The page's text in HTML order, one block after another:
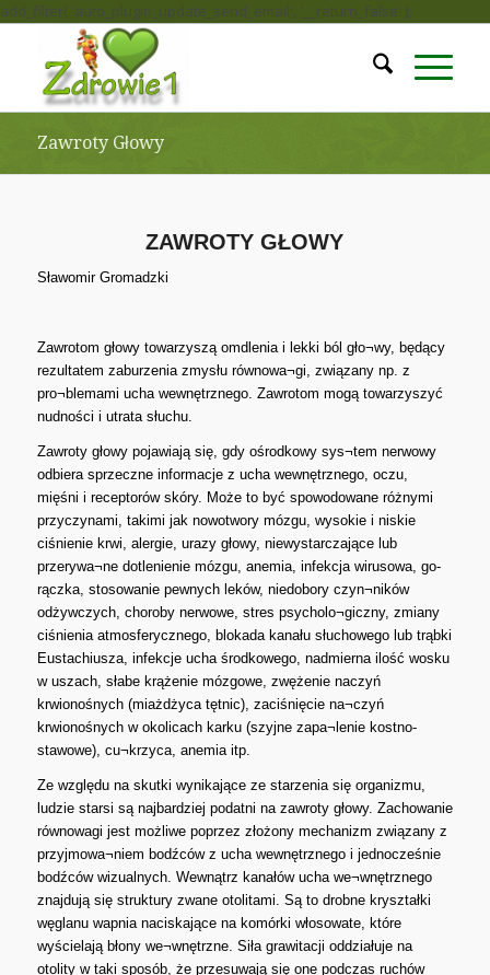
add_filter( 'auto_plugin_update_send_email', '__return_false' );
Zawroty Głowy
ZAWROTY GŁOWY
Sławomir Gromadzki
Zawrotom głowy towarzyszą omdlenia i lekki ból gło¬wy, będący
rezultatem zaburzenia zmysłu równowa¬gi, związany np. z
pro¬blemami ucha wewnętrznego. Zawrotom mogą towarzyszyć
nudności i utrata słuchu.
Zawroty głowy pojawiają się, gdy ośrodkowy sys¬tem nerwowy
odbiera sprzeczne informacje z ucha wewnętrznego, oczu,
mięśni i receptorów skóry. Może to być spowodowane różnymi
przyczynami, takimi jak nowotwory mózgu, wysokie i niskie
ciśnienie krwi, alergie, urazy głowy, niewystarczające lub
przerywa¬ne dotlenienie mózgu, anemia, infekcja wirusowa, go-
rączka, stosowanie pewnych leków, niedobory czyn¬ników
odżywczych, choroby nerwowe, stres psycholo¬giczny, zmiany
ciśnienia atmosferycznego, blokada kanału słuchowego lub trąbki
Eustachiusza, infekcje ucha środkowego, nadmierna ilość wosku
w uszach, słabe krążenie mózgowe, zwężenie naczyń
krwionośnych (miażdżyca tętnic), zaciśnięcie na¬czyń
krwionośnych w okolicach karku (szyjne zapa¬lenie kostno-
stawowe), cu¬krzyca, anemia itp.
Ze względu na skutki wynikające ze starzenia się organizmu,
ludzie starsi są najbardziej podatni na zawroty głowy. Zachowanie
równowagi jest możliwe poprzez złożony mechanizm związany z
przyjmowa¬niem bodźców z ucha wewnętrznego i jednocześnie
bodźców wizualnych. Wewnątrz kanałów ucha we¬wnętrznego
znajdują się struktury zwane otolitami. Są to drobne kryształki
węglanu wapnia naciskające na komórki włosowate, które
wyścielają błony we¬wnętrzne. Siła grawitacji oddziałuje na
otolity w taki sposób, że przesuwają się one podczas ruchów